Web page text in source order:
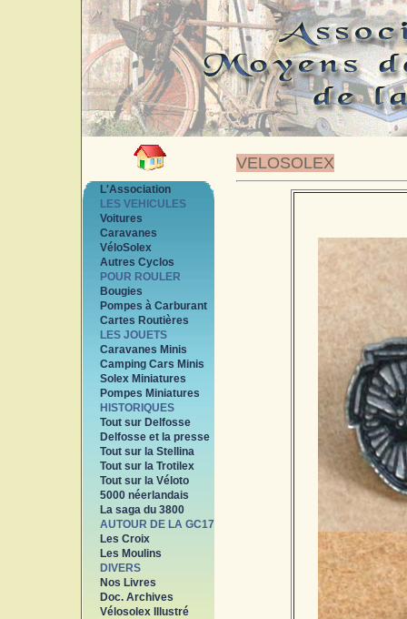
VELOSOLEX
L'Association
LES VEHICULES
Voitures
Caravanes
VéloSolex
Autres Cyclos
POUR ROULER
Bougies
Pompes à Carburant
Cartes Routières
LES JOUETS
Caravanes Minis
Camping Cars Minis
Solex Miniatures
Pompes Miniatures
HISTORIQUES
Tout sur Delfosse
Delfosse et la presse
Tout sur la Stellina
Tout sur la Trotilex
Tout sur la Véloto
5000 néerlandais
La saga du 3800
AUTOUR DE LA GC17
Les Croix
Les Moulins
DIVERS
Nos Livres
Doc. Archives
Vélosolex Illustré